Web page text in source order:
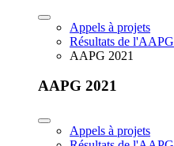
Appels à projets
Résultats de l'AAPG
AAPG 2021
AAPG 2021
Appels à projets